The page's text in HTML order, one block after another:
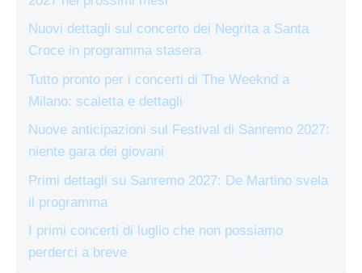
Nuovi dettagli sul concerto dei Negrita a Santa
Croce in programma stasera
Tutto pronto per i concerti di The Weeknd a
Milano: scaletta e dettagli
Nuove anticipazioni sul Festival di Sanremo 2027:
niente gara dei giovani
Primi dettagli su Sanremo 2027: De Martino svela
il programma
I primi concerti di luglio che non possiamo
perderci a breve